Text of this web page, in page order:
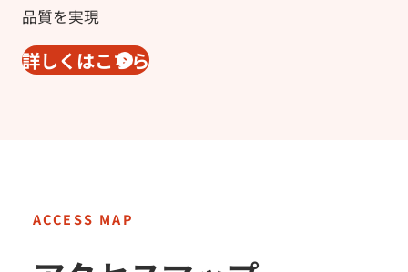
品質を実現
詳しくはこちら